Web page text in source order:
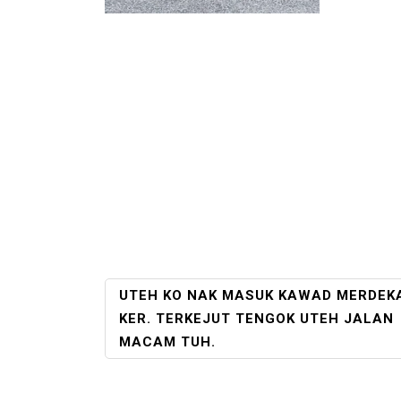
POST
NAVIGATION
UTEH KO NAK MASUK KAWAD
KER. TERKEJUT TENGOK UTEH JALAN
MACAM TUH.